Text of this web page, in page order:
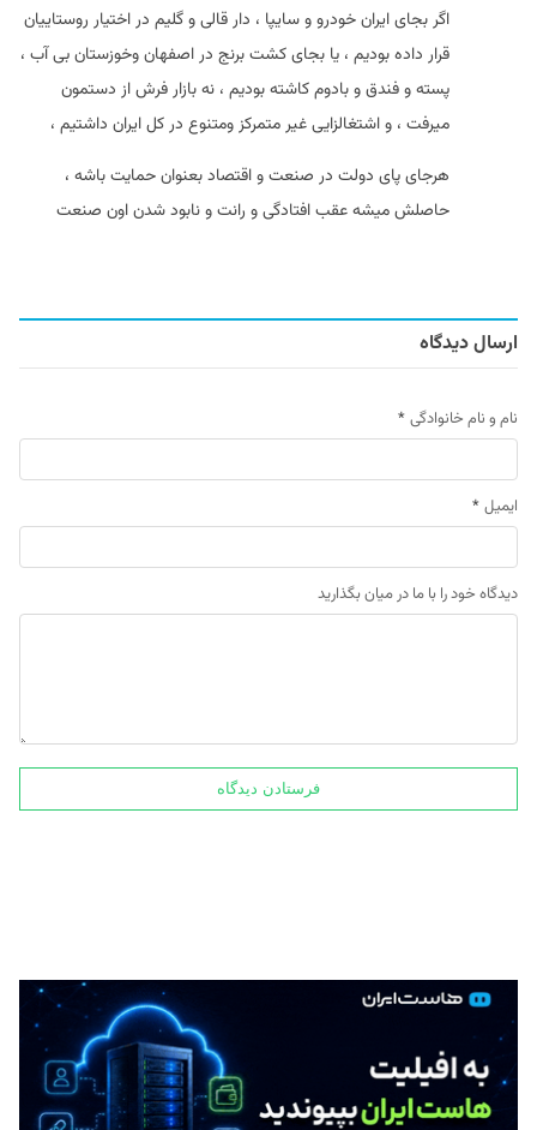
اگر بجای ایران خودرو و سایپا ، دار قالی و گلیم در اختیار روستاییان
قرار داده بودیم ، یا بجای کشت برنج در اصفهان و‌خوزستان بی آب ،
پسته و فندق و بادوم کاشته بودیم ، نه بازار فرش از دستمون
میرفت ، و اشتغالزایی غیر متمرکز و‌متنوع در کل ایران داشتیم ،
هرجای پای دولت در صنعت و اقتصاد بعنوان حمایت باشه ،
حاصلش میشه عقب افتادگی و رانت و نابود شدن اون صنعت
ارسال دیدگاه
نام و نام خانوادگی *
ایمیل *
دیدگاه خود را با ما در میان بگذارید